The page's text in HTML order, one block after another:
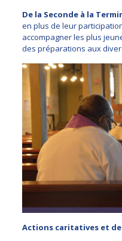
De la Seconde à la
en plus de leur
accompagner les plus
des préparations aux
Actions caritatives et de